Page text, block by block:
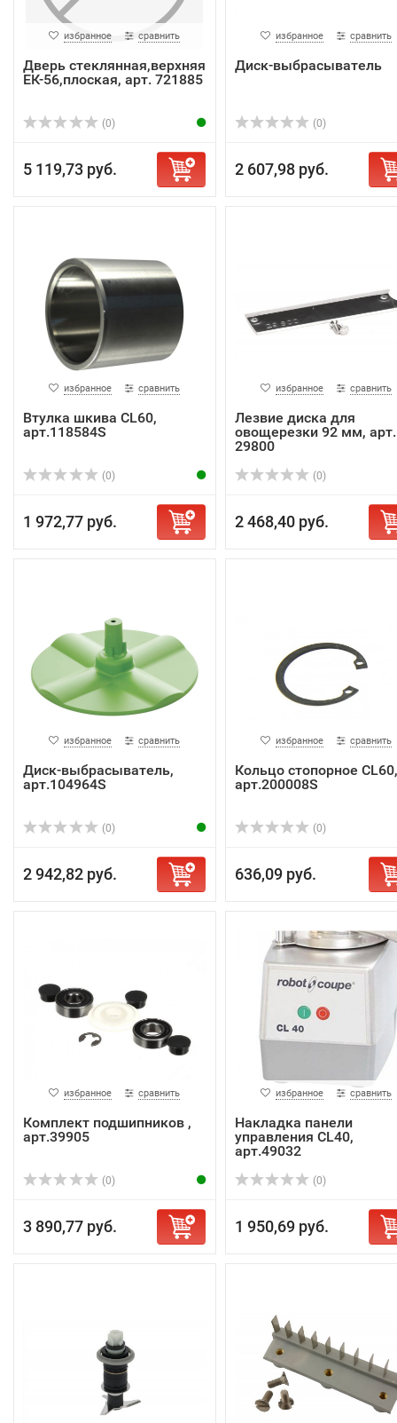
избранное сравнить
Дверь стеклянная,верхняя
ЕК-56,плоская, арт. 721885
(0)
5 119,73 руб.
избранное сравнить
Диск-выбрасыватель
(0)
2 607,98 руб.
избранное сравнить
Втулка шкива CL60,
арт.118584S
(0)
1 972,77 руб.
избранное сравнить
Лезвие диска для
овощерезки 92 мм, арт.
29800
(0)
2 468,40 руб.
избранное сравнить
Диск-выбрасыватель,
арт.104964S
(0)
2 942,82 руб.
избранное сравнить
Кольцо стопорное CL60,
арт.200008S
(0)
636,09 руб.
избранное сравнить
Комплект подшипников ,
арт.39905
(0)
3 890,77 руб.
избранное сравнить
Накладка панели
управления CL40,
арт.49032
(0)
1 950,69 руб.